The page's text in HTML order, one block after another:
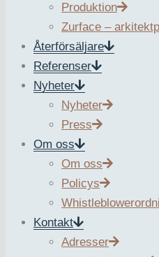
Produktion
Zurface –
Återförsäljare
Referenser
Nyheter
Nyheter
Press
Om oss
Om oss
Policys
Kontakt
Adresser
Tidigare har det
handlar om tiotusentals ton
Tegelbacken
gjorde plats för den ökande
vistas: två grönskande
Zurface bidrar med all
– Det är en komplex
leveranssäkerhet. Jag
avgörande i ett sådant här